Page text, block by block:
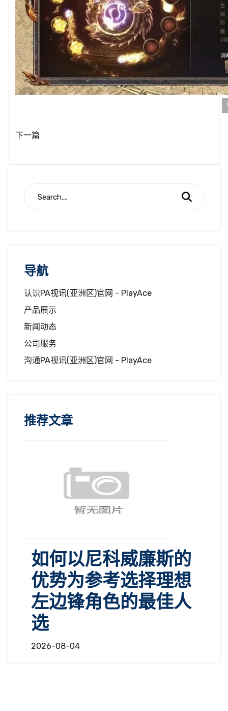
下一篇
导航
认识PA视讯(亚洲区)官网 - PlayAce
产品展示
新闻动态
公司服务
沟通PA视讯(亚洲区)官网 - PlayAce
推荐文章
如何以尼科威廉斯的
优势为参考选择理想
左边锋角色的最佳人
选
2026-08-04